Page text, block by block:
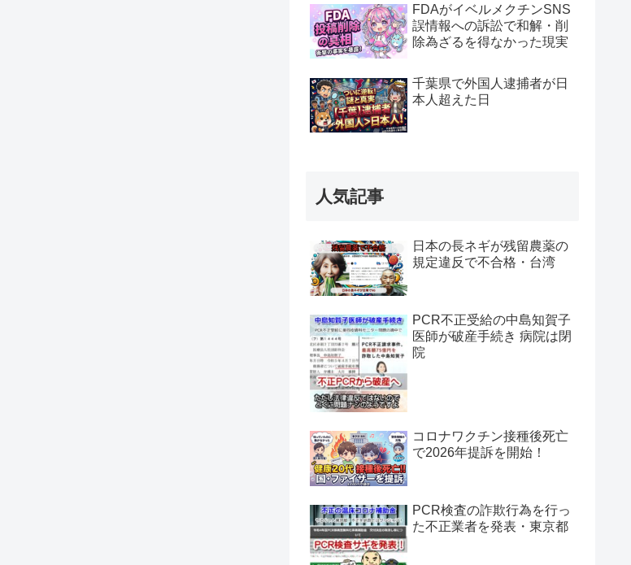
FDAがイベルメクチンSNS
誤情報への訴訟で和解・削
除為ざるを得なかった現実
千葉県で外国人逮捕者が日
本人超えた日
人気記事
日本の長ネギが残留農薬の
規定違反で不合格・台湾
PCR不正受給の中島知賀子
医師が破産手続き 病院は閉
院
コロナワクチン接種後死亡
で2026年提訴を開始！
PCR検査の詐欺行為を行っ
た不正業者を発表・東京都